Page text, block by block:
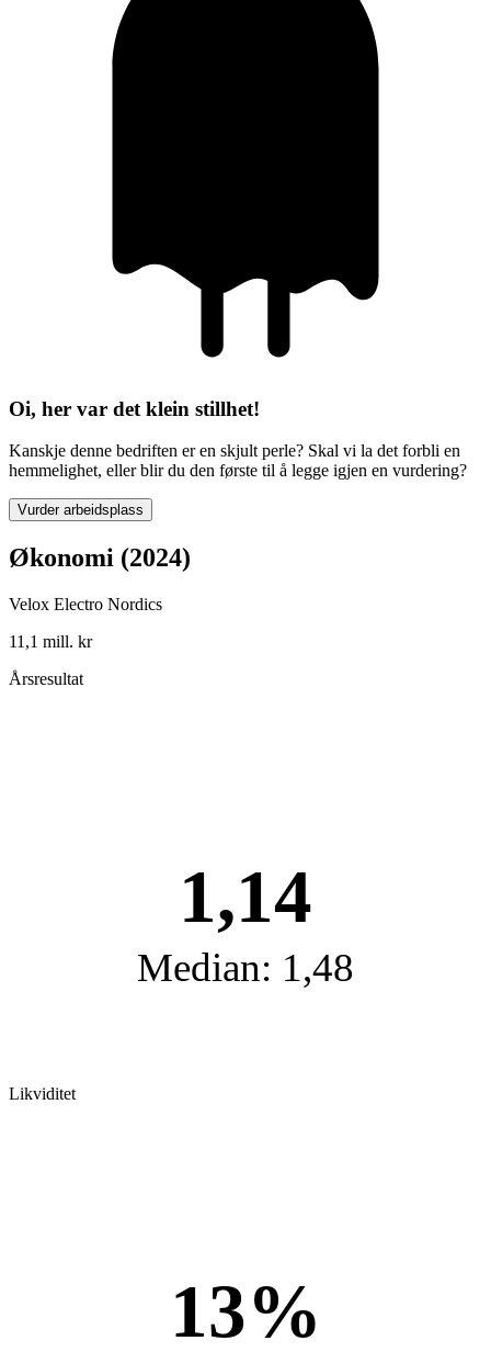
Oi, her var det klein stillhet!
Kanskje denne bedriften er en skjult perle? Skal vi la det forbli en
hemmelighet, eller blir du den første til å legge igjen en vurdering?
Vurder arbeidsplass
Økonomi (2024)
Velox Electro Nordics
11,1 mill. kr
Årsresultat
1,14
Median: 1,48
Likviditet
13%